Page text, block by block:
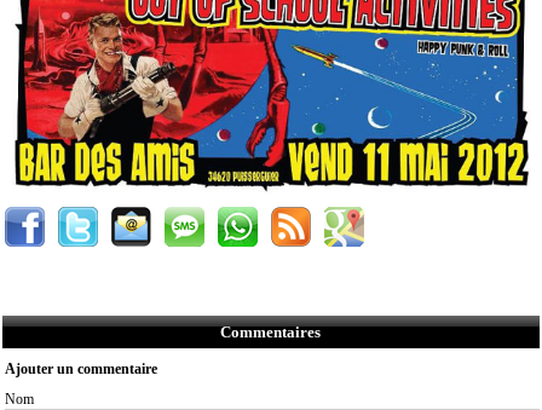
À
propos
Commentaires
Ajouter un commentaire
Nom